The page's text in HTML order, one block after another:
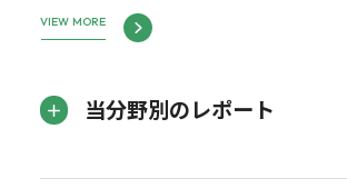
VIEW MORE
当分野別のレポート